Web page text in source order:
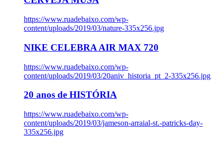
https://www.ruadebaixo.com/wp-
content/uploads/2019/03/nature-335x256.jpg
NIKE CELEBRA AIR MAX 720
https://www.ruadebaixo.com/wp-
content/uploads/2019/03/20aniv_historia_pt_2-335x256.jpg
20 anos de HISTÓRIA
https://www.ruadebaixo.com/wp-
content/uploads/2019/03/jameson-arraial-st.-patricks-day-
335x256.jpg